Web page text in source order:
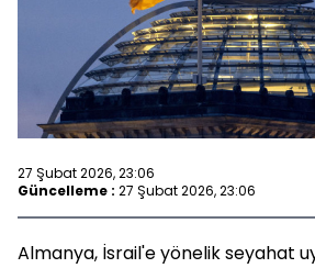
27 Şubat 2026, 23:06
Güncelleme : 27 Şubat 2026, 23:06
Almanya, İsrail'e yönelik seyahat